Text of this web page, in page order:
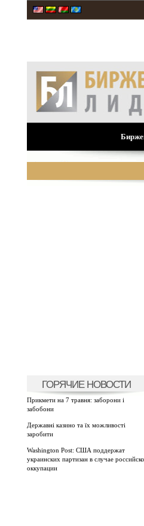
ГОРЯЧИЕ НОВОСТИ
Прикмети на 7 травня: заборони і
забобони
Державні казино та їх можливості
заробити
Washington Post: США поддержат
украинских партизан в случае
оккупации